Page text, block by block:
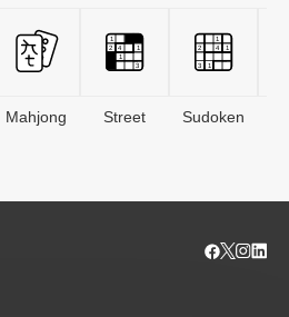
Mahjong Street Sudoken